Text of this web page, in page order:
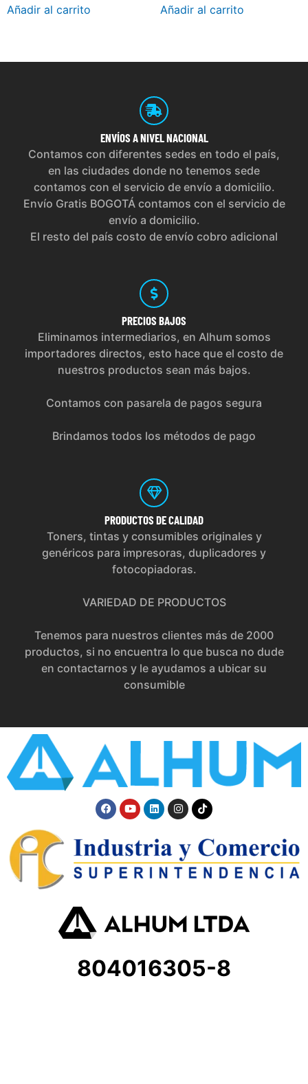
Añadir al carrito Añadir al carrito
ENVÍOS A NIVEL NACIONAL
Contamos con diferentes sedes en todo el país,
en las ciudades donde no tenemos sede
contamos con el servicio de envío a domicilio.
Envío Gratis BOGOTÁ contamos con el servicio de
envío a domicilio.
El resto del país costo de envío cobro adicional
PRECIOS BAJOS
Eliminamos intermediarios, en Alhum somos
importadores directos, esto hace que el costo de
nuestros productos sean más bajos.
Contamos con pasarela de pagos segura
Brindamos todos los métodos de pago
PRODUCTOS DE CALIDAD
Toners, tintas y consumibles originales y
genéricos para impresoras, duplicadores y
fotocopiadoras.
VARIEDAD DE PRODUCTOS
Tenemos para nuestros clientes más de 2000
productos, si no encuentra lo que busca no dude
en contactarnos y le ayudamos a ubicar su
consumible
804016305-8